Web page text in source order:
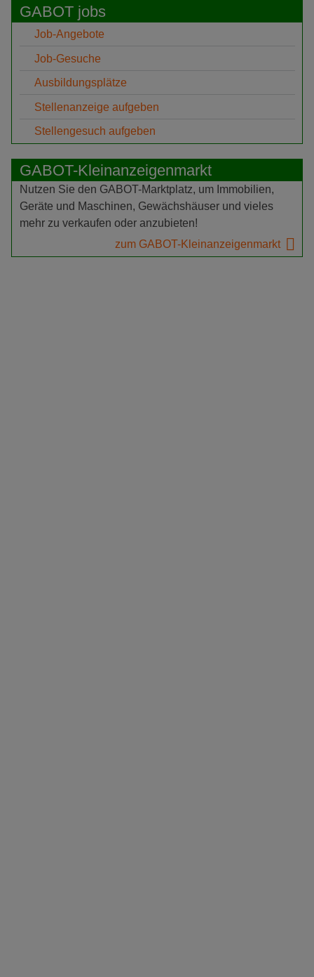
GABOT jobs
Job-Angebote
Job-Gesuche
Ausbildungsplätze
Stellenanzeige aufgeben
Stellengesuch aufgeben
GABOT-Kleinanzeigenmarkt
Nutzen Sie den GABOT-Marktplatz, um Immobilien,
Geräte und Maschinen, Gewächshäuser und vieles
mehr zu verkaufen oder anzubieten!
zum GABOT-Kleinanzeigenmarkt